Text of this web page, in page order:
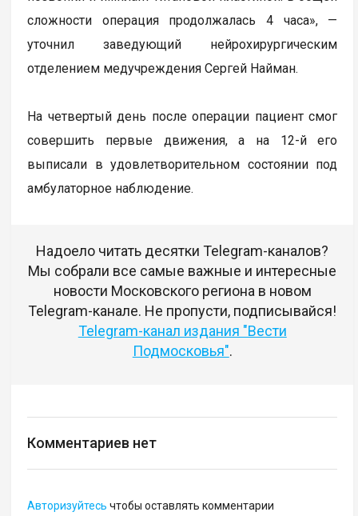
сложности операция продолжалась 4 часа», —
уточнил заведующий нейрохирургическим
отделением медучреждения Сергей Найман.
На четвертый день после операции пациент смог
совершить первые движения, а на 12-й его
выписали в удовлетворительном состоянии под
амбулаторное наблюдение.
Надоело читать десятки Telegram-каналов?
Мы собрали все самые важные и интересные
новости Московского региона в новом
Telegram-канале. Не пропусти, подписывайся!
Telegram-канал издания "Вести
Подмосковья".
Комментариев нет
Авторизуйтесь чтобы оставлять комментарии